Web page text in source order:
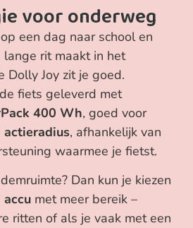
voor onderweg
een dag naar school en
rit maakt in het
Dolly Joy zit je goed.
fiets geleverd met
400 Wh, goed voor
, afhankelijk van
waarmee je fietst.
Dan kun je kiezen
met meer bereik –
ritten of als je vaak met een